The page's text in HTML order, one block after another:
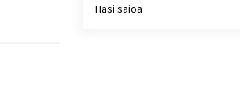
Hasi saioa